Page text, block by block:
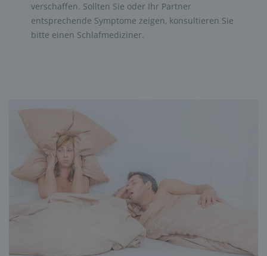
verschaffen. Sollten Sie oder Ihr Partner
entsprechende Symptome zeigen, konsultieren Sie
bitte einen Schlafmediziner.